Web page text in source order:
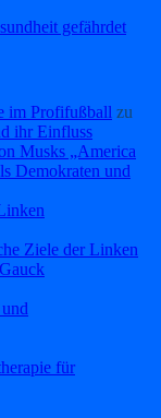
gefährdet
im Profifußball zu
ihr Einfluss
Musks „America
Demokraten und
Ziele der Linken
für